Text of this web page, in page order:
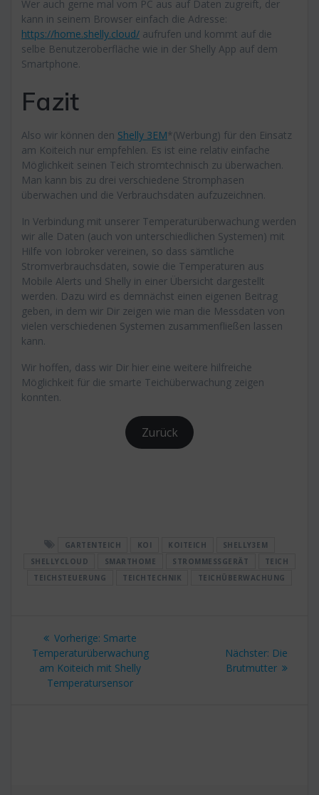
Wer auch gerne mal vom PC aus auf Daten zugreift, der
kann in seinem Browser einfach die Adresse:
https://home.shelly.cloud/ aufrufen und kommt auf die
selbe Benutzeroberfläche wie in der Shelly App auf dem
Smartphone.
Fazit
Also wir können den Shelly 3EM*(Werbung) für den Einsatz
am Koiteich nur empfehlen. Es ist eine relativ einfache
Möglichkeit seinen Teich stromtechnisch zu überwachen.
Man kann bis zu drei verschiedene Stromphasen
überwachen und die Verbrauchsdaten aufzuzeichnen.
In Verbindung mit unserer Temperaturüberwachung werden
wir alle Daten (auch von unterschiedlichen Systemen) mit
Hilfe von Iobroker vereinen, so dass sämtliche
Stromverbrauchsdaten, sowie die Temperaturen aus
Mobile Alerts und Shelly in einer Übersicht dargestellt
werden. Dazu wird es demnächst einen eigenen Beitrag
geben, in dem wir Dir zeigen wie man die Messdaten von
vielen verschiedenen Systemen zusammenfließen lassen
kann.
Wir hoffen, dass wir Dir hier eine weitere hilfreiche
Möglichkeit für die smarte Teichüberwachung zeigen
konnten.
Zurück
GARTENTEICH KOI KOITEICH
SHELLY3EM
SHELLYCLOUD
SMARTHOME STROMMESSGERÄT
TEICH
TEICHSTEUERUNG
TEICHTECHNIK TEICHÜBERWACHUNG
Beitragsnavigation
Vorherige: Vorheriger
Beitrag:
Smarte
Temperaturüberwachung
am Koiteich mit Shelly
Temperatursensor
Nächster: Nächster
Beitrag:
Die
Brutmutter